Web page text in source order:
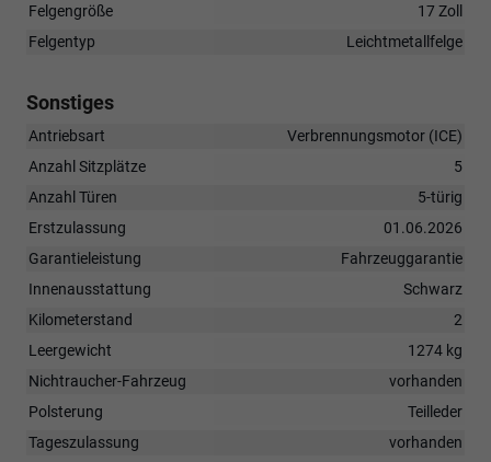
Felgengröße
17 Zoll
Felgentyp
Leichtmetallfelge
Sonstiges
Antriebsart
Verbrennungsmotor (ICE)
Anzahl Sitzplätze
5
Anzahl Türen
5-türig
Erstzulassung
01.06.2026
Garantieleistung
Fahrzeuggarantie
Innenausstattung
Schwarz
Kilometerstand
2
Leergewicht
1274 kg
Nichtraucher-Fahrzeug
vorhanden
Polsterung
Teilleder
Tageszulassung
vorhanden